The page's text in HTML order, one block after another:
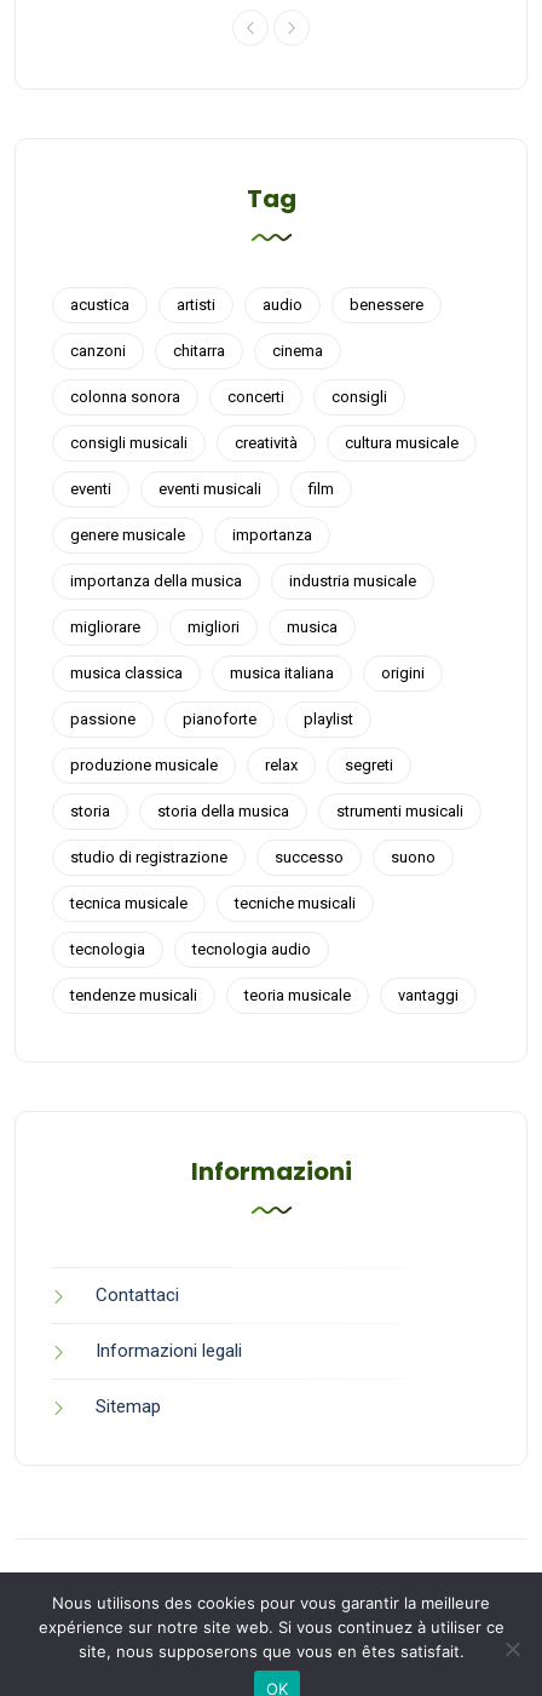
Tag
acustica artisti audio benessere
canzoni chitarra cinema
colonna sonora concerti consigli
consigli musicali creatività cultura musicale
eventi eventi musicali film
genere musicale importanza
importanza della musica industria musicale
migliorare migliori musica
musica classica musica italiana origini
passione pianoforte playlist
produzione musicale relax segreti
storia storia della musica strumenti musicali
studio di registrazione successo suono
tecnica musicale tecniche musicali
tecnologia tecnologia audio
tendenze musicali teoria musicale vantaggi
Informazioni
Contattaci
Informazioni legali
Sitemap
Back to Top
Nous utilisons des cookies pour vous garantir la meilleure
expérience sur notre site web. Si vous continuez à utiliser ce
site, nous supposerons que vous en êtes satisfait.
OK